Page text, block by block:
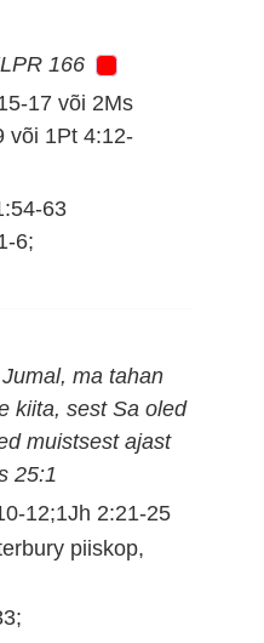
166
17 või 2Ms
või 1Pt 4:12-
63
6;
ma tahan
kiita, sest Sa oled
muistsest ajast
25:1
12;1Jh 2:21-25
piiskop,